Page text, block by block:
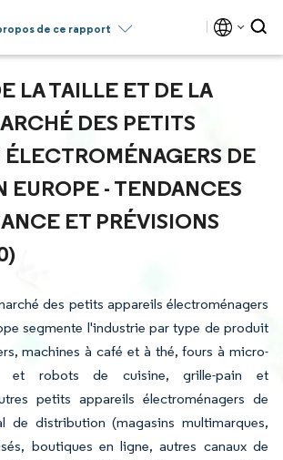
de ce rapport
LA TAILLE ET DE LA
DES PETITS
ÉLECTROMÉNAGERS DE
EUROPE - TENDANCES
ET PRÉVISIONS
des petits appareils électroménagers
segmente l'industrie par type de produit
machines à café et à thé, fours à micro-
et robots de cuisine, grille-pain et
petits appareils électroménagers de
de distribution (magasins multimarques,
boutiques en ligne, autres canaux de